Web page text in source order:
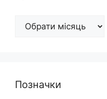
Архіви
Позначки